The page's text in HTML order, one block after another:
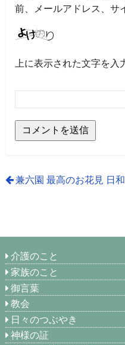
前、メールアドレス、サ
上に表示された文字を入
兼六園 最高のお花見 日和
介護のこと
家族のこと
御言葉
教会
日々のつぶやき
神様の証